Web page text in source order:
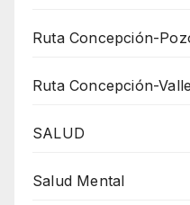
Ruta Concepción-
Ruta Concepción-
SALUD
Salud Mental